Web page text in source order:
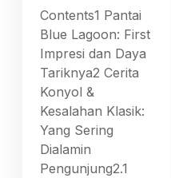
Contents1 Pantai
Blue Lagoon: First
Impresi dan Daya
Tariknya2 Cerita
Konyol &
Kesalahan Klasik:
Yang Sering
Dialamin
Pengunjung2.1